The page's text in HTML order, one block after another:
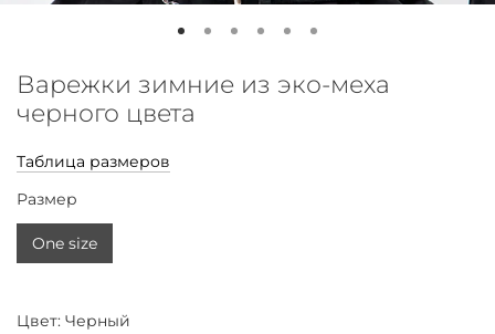
Варежки зимние из эко-меха
черного цвета
Таблица размеров
Размер
One size
Цвет: Черный